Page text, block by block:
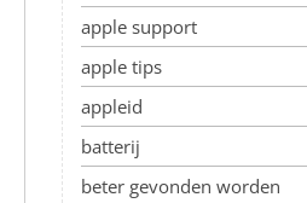
apple support
apple tips
appleid
batterij
beter gevonden worden